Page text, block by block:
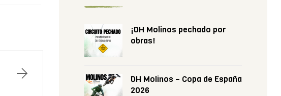
¡DH Molinos pechado por
obras!
DH Molinos – Copa de España
2026